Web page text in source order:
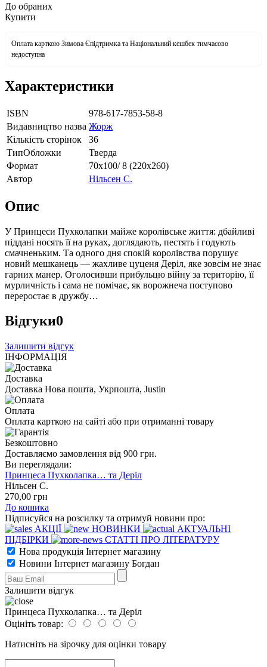
До обраних
Купити
Оплата карткою Зимова Єпідтримка та Національний кешбек тимчасово
недоступна
Характеристики
ISBN
978-617-7853-58-8
Видавництво назва Жорж
Кількість сторінок
36
ТипОбложки
Тверда
Формат
70х100/ 8 (220х260)
Автор
Нільсен С.
Опис
У Принцеси Пухколапки майже королівське життя: дбайливі
піддані носять її на руках, доглядають, пестять і годують
смачненьким. Та одного дня спокій королівства порушує
новий мешканець — жахливе цуценя Деріл, яке зовсім не знає
гарних манер. Оголосивши прибульцю війну за територію, її
мурличність і сама не помічає, як ворожнеча поступово
переростає в дружбу…
Відгуки0
Залишити відгук
ІНФОРМАЦІЯ
Доставка
Доставка Нова пошта, Укрпошта, Justin
Оплата
Оплата карткою на сайті або при отриманні товару
Безкоштовно
Доставляємо замовлення від 900 грн.
Ви переглядали:
Принцеса Пухколапка… та Деріл
Нільсен С.
270,00 грн
До кошика
Підписуйся на розсилку та отримуй новини про:
АКЦІЇ
НОВИНКИ
АКТУАЛЬНІ
ПІДБІРКИ
СТАТТІ ПРО ЛІТЕРАТУРУ
Нова продукція Інтернет магазину
Новини Інтернет магазину Богдан
Залишити відгук
Принцеса Пухколапка… та Деріл
Оцініть товар:
Натисніть на зірочку для оцінки товару